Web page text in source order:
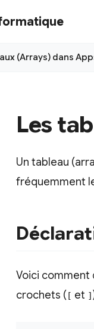
(Arrays) dans
Les
Un tableau
fréquemment
Voici comment
crochets ( [ et ]